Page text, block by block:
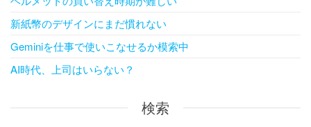
新紙幣のデザインにまだ慣れない
Geminiを仕事で使いこなせるか模索中
AI時代、上司はいらない？
検索